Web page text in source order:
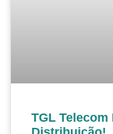
TGL